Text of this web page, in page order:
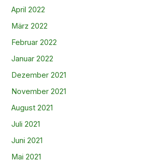
April 2022
März 2022
Februar 2022
Januar 2022
Dezember 2021
November 2021
August 2021
Juli 2021
Juni 2021
Mai 2021